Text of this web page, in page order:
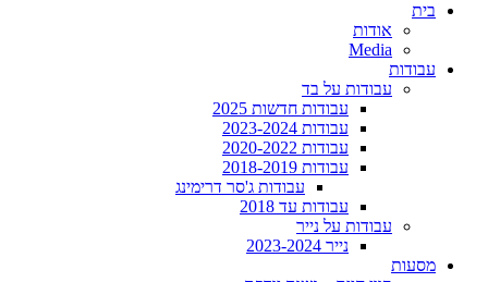
בית
אודות
Media
עבודות
עבודות על בד
עבודות חדשות 2025
עבודות 2023-2024
עבודות 2020-2022
עבודות 2018-2019
עבודות ג'סר דרימינג
עבודות עד 2018
עבודות על נייר
נייר 2023-2024
מסעות